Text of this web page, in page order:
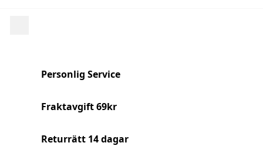
Personlig Service
Fraktavgift 69kr
Returrätt 14 dagar